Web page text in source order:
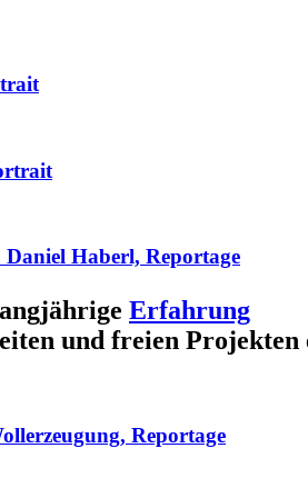
Haberl, Reportage
Erfahrung
und freien Projekten
Reportage